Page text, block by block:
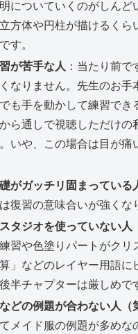
についていくのがしんど
方体や円柱が描けるくら
す。
が苦手な人 ：当たり前
なりません。先生のお手
も手を動かして練習でき
ら通しで視聴しただけの
いや、この場合は目が痛
がガッチリ固まっている
復習の意味合いが強くな
タジオを使っていない人
習や色塗りパートがクリ
」などのレイヤー用語に
半チャプターは厳しめで
どの例題が合わない人（
メイド服の例題が多めな